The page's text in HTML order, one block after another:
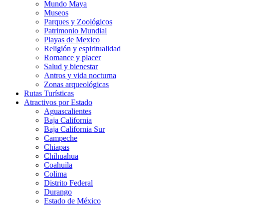
Mundo Maya
Museos
Parques y Zoológicos
Patrimonio Mundial
Playas de Mexico
Religión y espiritualidad
Romance y placer
Salud y bienestar
Antros y vida nocturna
Zonas arqueológicas
Rutas Turísticas
Atractivos por Estado
Aguascalientes
Baja California
Baja California Sur
Campeche
Chiapas
Chihuahua
Coahuila
Colima
Distrito Federal
Durango
Estado de México